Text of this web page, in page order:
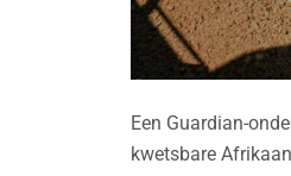
Een Guardian-
kwetsbare